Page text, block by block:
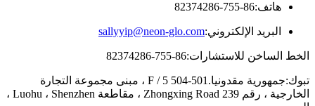
هاتف:86-755-82374286
البريد الإلكتروني:sallyyip@neon-glo.com
الخط الساخن للاستشارات:86-755-82374286
تبوك:
جمهورية مقدونيا.501-504 5 / F ، مبنى مجموعة التجارة
الخارجية ، رقم 239 Zhongxing Road ، مقاطعة Luohu ، Shenzhen ،